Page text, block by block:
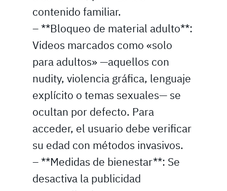
contenido familiar.
– **Bloqueo de material adulto**:
Videos marcados como «solo
para adultos» —aquellos con
nudity, violencia gráfica, lenguaje
explícito o temas sexuales— se
ocultan por defecto. Para
acceder, el usuario debe verificar
su edad con métodos invasivos.
– **Medidas de bienestar**: Se
desactiva la publicidad